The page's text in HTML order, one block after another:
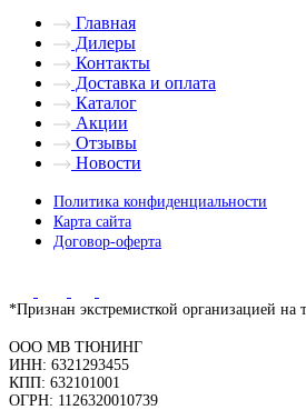
Главная
Дилеры
Контакты
Доставка и оплата
Каталог
Акции
Отзывы
Новости
Политика конфиденциальности
Карта сайта
Договор-оферта
*Признан экстремисткой организацией на
ООО МВ ТЮНИНГ
ИНН: 6321293455
КПП: 632101001
ОГРН: 1126320010739